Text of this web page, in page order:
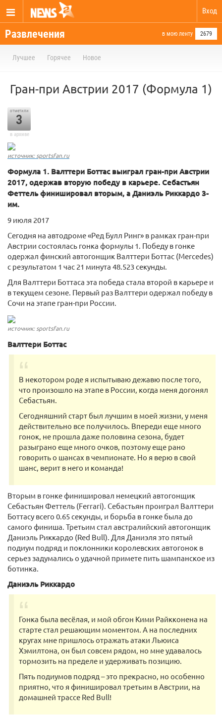
Вход
Развлечения в мою ленту 2679
Лучшее Горячее Новое
Гран-при Австрии 2017 (Формула 1)
отметили
3
в архиве
источник: sportsfan.ru
Формула 1. Валттери Боттас выиграл гран-при Австрии
2017, одержав вторую победу в карьере. Себастьян
Феттель финишировал вторым, а Даниэль Риккардо 3-
им.
9 июля 2017
Сегодня на автодроме «Ред Булл Ринг» в рамках гран-при
Австрии состоялась гонка формулы 1. Победу в гонке
одержал финский автогонщик Валттери Боттас (Mercedes)
с результатом 1 час 21 минута 48.523 секунды.
Для Валттери Боттаса эта победа стала второй в карьере и
в текущем сезоне. Первый раз Валттери одержал победу в
Сочи на этапе гран-при России.
источник: sportsfan.ru
Валттери Боттас
В некотором роде я испытываю дежавю после того,
что произошло на этапе в России, когда меня догонял
Себастьян.
Сегодняшний старт был лучшим в моей жизни, у меня
действительно все получилось. Впереди еще много
гонок, не прошла даже половина сезона, будет
разыграно еще много очков, поэтому еще рано
говорить о шансах в чемпионате. Но я верю в свой
шанс, верит в него и команда!
Вторым в гонке финишировал немецкий автогонщик
Себастьян Феттель (Ferrari). Себастьян проиграл Валттери
Боттасу всего 0.65 секунды, и борьба в гонке была до
самого финиша. Третьим стал австралийский автогонщик
Даниэль Риккардо (Red Bull). Для Даниэля это пятый
подиум подряд и поклонники королевских автогонок в
серьез задумались о удачной примете пить шампанское из
ботинка.
Даниэль Риккардо
Гонка была весёлая, и мой обгон Кими Райкконена на
старте стал решающим моментом. А на последних
кругах мне пришлось отражать атаки Льюиса
Хэмилтона, он был совсем рядом, но мне удавалось
тормозить на пределе и удерживать позицию.
Пять подиумов подряд – это прекрасно, но особенно
приятно, что я финишировал третьим в Австрии, на
домашней трассе Red Bull!